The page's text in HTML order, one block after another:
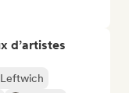
d’artistes